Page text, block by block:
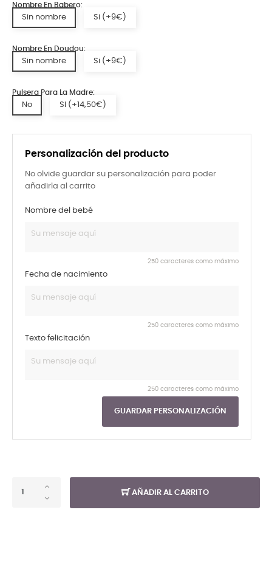
Personalización del producto
No olvide guardar su personalización para poder
añadirla al carrito
Nombre del bebé
250 caracteres como máximo
Fecha de nacimiento
250 caracteres como máximo
Texto felicitación
250 caracteres como máximo
GUARDAR PERSONALIZACIÓN
Nombre En Babero:
Sin nombre Si (+9€)
Nombre En Doudou:
Sin nombre Si (+9€)
Pulsera Para La Madre:
No SI (+14,50€)
AÑADIR AL CARRITO